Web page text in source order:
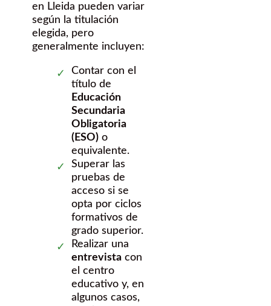
en Lleida pueden variar
según la titulación
elegida, pero
generalmente incluyen:
Contar con el
título de
Educación
Secundaria
Obligatoria
(ESO) o
equivalente.
Superar las
pruebas de
acceso si se
opta por ciclos
formativos de
grado superior.
Realizar una
entrevista con
el centro
educativo y, en
algunos casos,